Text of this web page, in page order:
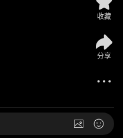
收藏
分享